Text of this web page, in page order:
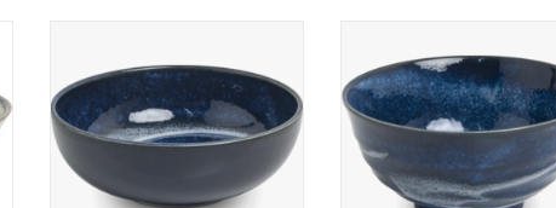
TOEVOEGEN AAN WINKELWAGEN
Japans
TOEVOEGEN AAN